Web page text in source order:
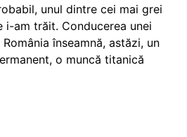
unul dintre cei mai grei
i-am trăit. Conducerea unei
înseamnă, astăzi, un
o muncă titanică